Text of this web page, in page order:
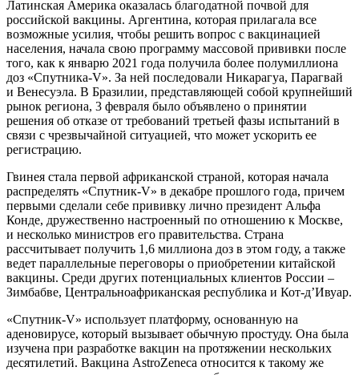
Латинская Америка оказалась благодатной почвой для
российской вакцины. Аргентина, которая прилагала все
возможные усилия, чтобы решить вопрос с вакцинацией
населения, начала свою программу массовой прививки после
того, как к январю 2021 года получила более полумиллиона
доз «Спутника-V». За ней последовали Никарагуа, Парагвай
и Венесуэла. В Бразилии, представляющей собой крупнейший
рынок региона, 3 февраля было объявлено о принятии
решения об отказе от требований третьей фазы испытаний в
связи с чрезвычайной ситуацией, что может ускорить ее
регистрацию.
Гвинея стала первой африканской страной, которая начала
распределять «Спутник-V» в декабре прошлого года, причем
первыми сделали себе прививку лично президент Альфа
Конде, дружественно настроенный по отношению к Москве,
и несколько министров его правительства. Страна
рассчитывает получить 1,6 миллиона доз в этом году, а также
ведет параллельные переговоры о приобретении китайской
вакцины. Среди других потенциальных клиентов России –
Зимбабве, Центральноафриканская республика и Кот-д’Ивуар.
«Спутник-V» использует платформу, основанную на
аденовирусе, который вызывает обычную простуду. Она была
изучена при разработке вакцин на протяжении нескольких
десятилетий. Вакцина AstroZeneca относится к такому же